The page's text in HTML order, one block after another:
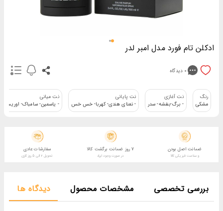
ادکلن تام فورد مدل امبر لدر
0 دیدگاه
رنگ
مشکی
نت آغازی
- برگ-بنفشه- سدر
نت پایانی
- نعنای هندی- کهربا- خس خس
نت میانی
- یاسمین- سامباک- اوریس
ضمانت اصل بودن
و سلامت فیزیکی کالا
7 روز ضمانت برگشت کالا
در صورت وجود ایراد
سفارشات عادی
تحویل 2 الی 5 روز کاری
بررسی تخصصی مشخصات محصول دیدگاه ها